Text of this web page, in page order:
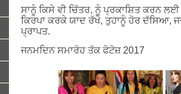
ਸਾਨੂੰ ਕਿਸੇ ਵੀ ਚਿੱਤਰ, ਨੂੰ ਪ੍ਰਕਾਸ਼ਿਤ ਕਰਨ
ਕਿਰਪਾ ਕਰਕੇ ਯਾਦ ਰੱਖੋ, ਤੁਹਾਨੂੰ ਹੋਰ ਦੱਸਿਆ,
ਪ੍ਰਾਪਤ.
ਜਨਮਦਿਨ ਸਮਾਰੋਹ ਤੱਕ ਫੋਟੋਜ਼ 2017